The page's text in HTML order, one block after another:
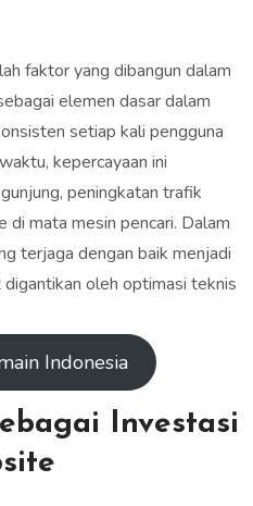
faktor yang dibangun dalam
elemen dasar dalam
setiap kali pengguna
kepercayaan ini
peningkatan trafik
mata mesin pencari. Dalam
terjaga dengan baik menjadi
oleh optimasi teknis
Indonesia
Investasi